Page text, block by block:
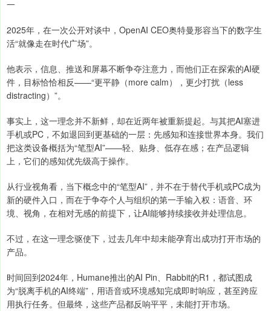
一
2025年，在一次公开对谈中，OpenAI CEO奥特曼形容当下的数字生
活“就像走在时代广场”。
他表示，信息、推送和屏幕不断争夺注意力，而他们正在探索的AI硬
件，目标恰恰相反——“更平静（more calm），更少打扰（less
distracting）”。
事实上，这一理念并不新鲜，却在近两年被重新提起。与其把AI塞进
手机或PC，不如退回到更基础的一层：先感知和连接世界本身。我们
把这类设备概括为“笔型AI”——轻、贴身、低存在感；在产品逻辑
上，它们的感知优先级高于操作。
从行业视角看，当下概念中的“笔型AI”，并不在于替代手机或PC成为
新的硬件入口，而在于争夺个人与组织的第一手输入权：语音、环
境、视角，在相对无感的前提下，让AI能够持续接收并处理信息。
不过，在这一理念驱使下，过去几年中却未能孕育出成功打开市场的
产品。
时间回到2024年，Humane推出的AI Pin、Rabbit的R1，都试图成
为“脱离手机的AI终端”，用语音或环境感知完成即时响应，甚至跨应
用执行任务。但最终，这些产品都反响平平，未能打开市场。